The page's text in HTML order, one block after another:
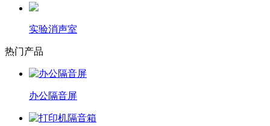
实验消声室
热门产品
办公隔音屏